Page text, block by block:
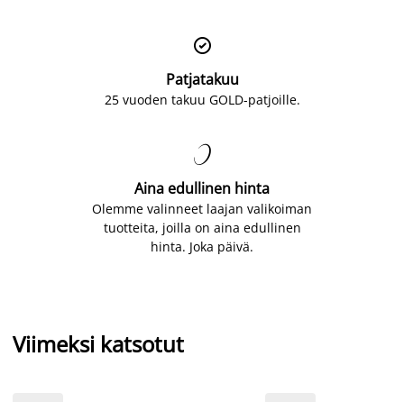

Patjatakuu
25 vuoden takuu GOLD-patjoille.

Aina edullinen hinta
Olemme valinneet laajan valikoiman
tuotteita, joilla on aina edullinen
hinta. Joka päivä.
Viimeksi katsotut